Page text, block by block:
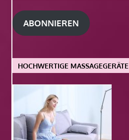
Adresse
ABONNIEREN
HOCHWERTIGE MASSAGEGERÄTE